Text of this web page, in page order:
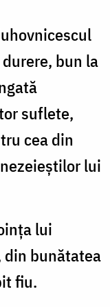
bun la
suflete,
cea din
lui
lui
din bunătatea
fiu.